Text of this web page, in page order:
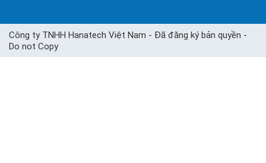
Công ty TNHH Hanatech Việt Nam - Đã đăng ký bản quyền -
Do not Copy